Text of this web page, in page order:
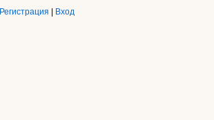
Регистрация Вход